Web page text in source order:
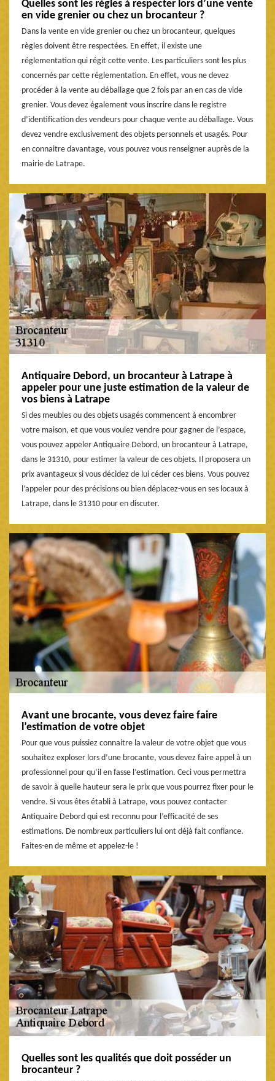
Quelles sont les règles à respecter lors d’une vente
en vide grenier ou chez un brocanteur ?
Dans la vente en vide grenier ou chez un brocanteur, quelques
règles doivent être respectées. En effet, il existe une
réglementation qui régit cette vente. Les particuliers sont les plus
concernés par cette réglementation. En effet, vous ne devez
procéder à la vente au déballage que 2 fois par an en cas de vide
grenier. Vous devez également vous inscrire dans le registre
d’identification des vendeurs pour chaque vente au déballage. Vous
devez vendre exclusivement des objets personnels et usagés. Pour
en connaitre davantage, vous pouvez vous renseigner auprès de la
mairie de Latrape.
Antiquaire Debord, un brocanteur à Latrape à
appeler pour une juste estimation de la valeur de
vos biens à Latrape
Si des meubles ou des objets usagés commencent à encombrer
votre maison, et que vous voulez vendre pour gagner de l’espace,
vous pouvez appeler Antiquaire Debord, un brocanteur à Latrape,
dans le 31310, pour estimer la valeur de ces objets. Il proposera un
prix avantageux si vous décidez de lui céder ces biens. Vous pouvez
l’appeler pour des précisions ou bien déplacez-vous en ses locaux à
Latrape, dans le 31310 pour en discuter.
Avant une brocante, vous devez faire faire
l’estimation de votre objet
Pour que vous puissiez connaitre la valeur de votre objet que vous
souhaitez exploser lors d’une brocante, vous devez faire appel à un
professionnel pour qu’il en fasse l’estimation. Ceci vous permettra
de savoir à quelle hauteur sera le prix que vous pourrez fixer pour le
vendre. Si vous êtes établi à Latrape, vous pouvez contacter
Antiquaire Debord qui est reconnu pour l’efficacité de ses
estimations. De nombreux particuliers lui ont déjà fait confiance.
Faites-en de même et appelez-le !
Quelles sont les qualités que doit posséder un
brocanteur ?